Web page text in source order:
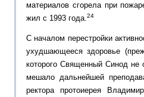
материалов сгорела при
жил с 1993 года.24
С началом перестройки
ухудшающееся здоровье
которого Священный Синод не
мешало дальнейшей
ректора протоиерея